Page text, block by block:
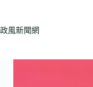
主
政風新聞網